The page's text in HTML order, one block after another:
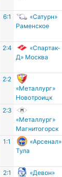
6:1
«Сатурн»
Раменское
2:4
«Спартак-
Д» Москва
2:2
«Металлург»
Новотроицк
2:3
«Металлург»
Магнитогорск
1:1
«Арсенал»
Тула
2:1
«Девон»